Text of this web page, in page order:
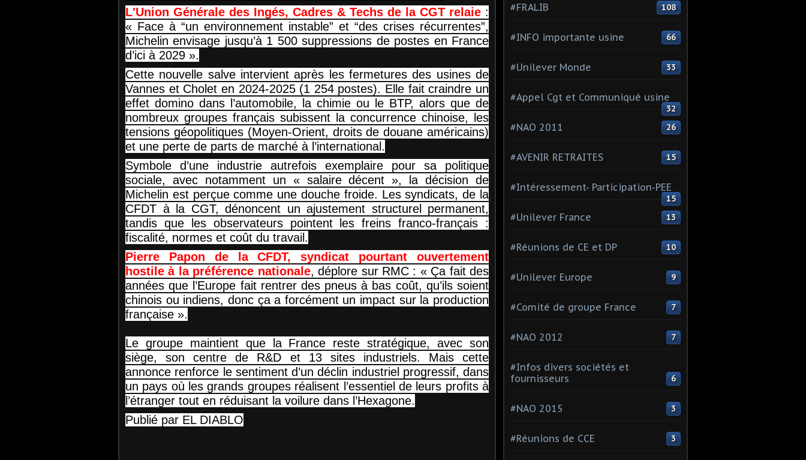
L'Union Générale des Ingés, Cadres & Techs de la CGT relaie :
« Face à “un environnement instable” et “des crises récurrentes”,
Michelin envisage jusqu’à 1 500 suppressions de postes en France
d’ici à 2029 ».
Cette nouvelle salve intervient après les fermetures des usines de
Vannes et Cholet en 2024-2025 (1 254 postes). Elle fait craindre un
effet domino dans l’automobile, la chimie ou le BTP, alors que de
nombreux groupes français subissent la concurrence chinoise, les
tensions géopolitiques (Moyen-Orient, droits de douane américains)
et une perte de parts de marché à l’international.
Symbole d’une industrie autrefois exemplaire pour sa politique
sociale, avec notamment un « salaire décent », la décision de
Michelin est perçue comme une douche froide. Les syndicats, de la
CFDT à la CGT, dénoncent un ajustement structurel permanent,
tandis que les observateurs pointent les freins franco-français :
fiscalité, normes et coût du travail.
Pierre Papon de la CFDT, syndicat pourtant ouvertement
hostile à la préférence nationale, déplore sur RMC : « Ça fait des
années que l’Europe fait rentrer des pneus à bas coût, qu’ils soient
chinois ou indiens, donc ça a forcément un impact sur la production
française ».
Le groupe maintient que la France reste stratégique, avec son
siège, son centre de R&D et 13 sites industriels. Mais cette
annonce renforce le sentiment d’un déclin industriel progressif, dans
un pays où les grands groupes réalisent l’essentiel de leurs profits à
l’étranger tout en réduisant la voilure dans l’Hexagone.
Publié par EL DIABLO
#FRALIB 108
#INFO importante usine 66
#Unilever Monde 33
#Appel Cgt et Communiqué usine
32
#NAO 2011 26
#AVENIR RETRAITES 15
#Intéressement- Participation-PEE
15
#Unilever France 13
#Réunions de CE et DP 10
#Unilever Europe 9
#Comité de groupe France 7
#NAO 2012 7
#Infos divers sociétés et
fournisseurs
6
#NAO 2015 3
#Réunions de CCE 3